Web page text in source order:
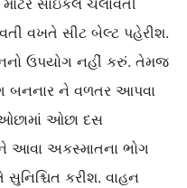
સાઇકલ ચલાવતી
વખતે સીટ બેલ્ટ પહેરીશ.
ઉપયોગ નહીં કરું. તેમજ
બનનાર ને વળતર આપવા
ઓછા દસ
આવા અકસ્માતના ભોગ
કરીશ. વાહન